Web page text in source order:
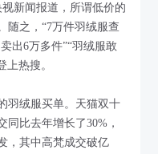
新闻报道，所谓低价的
随之，“7万件羽绒服查
出6万多件”“羽绒服敢
上热搜。
羽绒服买单。天猫双十
比去年增长了30%，
，其中高梵成交破亿